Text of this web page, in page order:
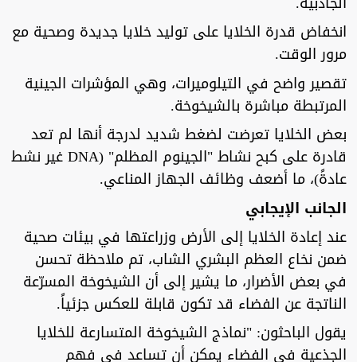
انخفاض قدرة الخلايا على توليد خلايا جديدة وصحية مع
مرور الوقت.
تقصير واضح في التيلوميرات، وهي المؤشرات الجينية
المرتبطة مباشرة بالشيخوخة.
بعض الخلايا تعرضت لضغط شديد لدرجة أنها لم تعد
قادرة على كبح نشاط "الجينوم المظلم" (DNA غير نشط
عادةً)، ما أضعف وظائف الجهاز المناعي.
الجانب الإيجابي
عند إعادة الخلايا إلى الأرض وزراعتها في بيئات صحية
ضمن نخاع العظم البشري الشاب، تم ملاحظة تحسن
في بعض الأضرار، ما يشير إلى أن الشيخوخة المسرّعة
الناتجة عن الفضاء قد تكون قابلة للعكس جزئياً.
يقول الباحثون: "نماذج الشيخوخة المتسارعة للخلايا
الجذعية في الفضاء يمكن أن تساعد في فهم